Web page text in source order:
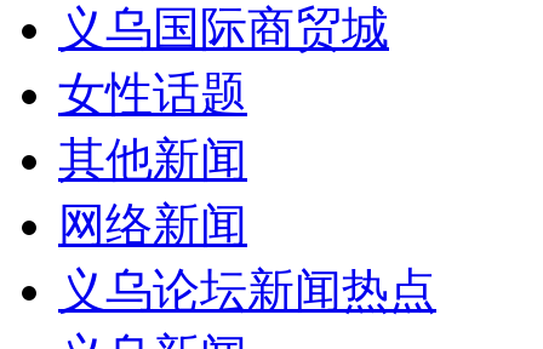
义乌国际商贸城
女性话题
其他新闻
网络新闻
义乌论坛新闻热点